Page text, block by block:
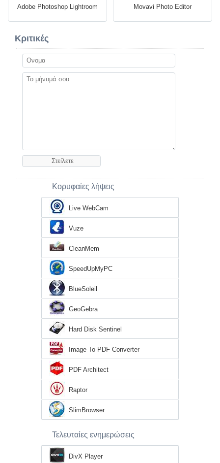
Adobe Photoshop Lightroom Movavi Photo Editor
Κριτικές
Κορυφαίες λήψεις
Live WebCam
Vuze
CleanMem
SpeedUpMyPC
BlueSoleil
GeoGebra
Hard Disk Sentinel
Image To PDF Converter
PDF Architect
Raptor
SlimBrowser
Τελευταίες ενημερώσεις
DivX Player